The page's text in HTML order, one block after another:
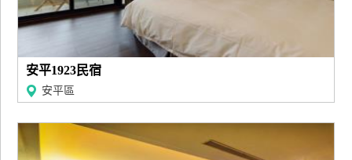
安平1923民宿
安平區